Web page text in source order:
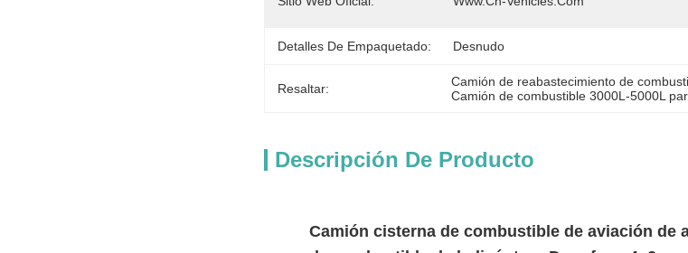
Detalles De Empaquetado: Desnudo
Resaltar: Camión de reabastecimiento de
Camión de combustible 3000L-5000L
Descripción De Producto
Camión cisterna de combustible de aviación de